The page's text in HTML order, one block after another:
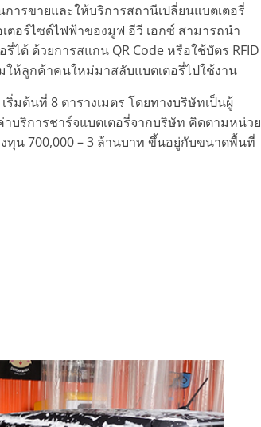
ารขายและให้บริการสถานีเปลี่ยนแบตเตอรี่
อร์ไซด์ไฟฟ้าของมูฟ อีวี เอกซ์ สามารถนำ
ได้ ด้วยการสแกน QR Code หรือใช้บัตร RFID
ห้ลูกค้าคนใหม่มาสลับแบตเตอรี่ไปใช้งาน
มต้นที่ 8 ตารางเมตร โดยทางบริษัทเป็นผู้
บริการชาร์จแบตเตอรี่จากบริษัท คิดตามหน่วย
ทุน 700,000 – 3 ล้านบาท ขึ้นอยู่กับขนาดพื้นที่